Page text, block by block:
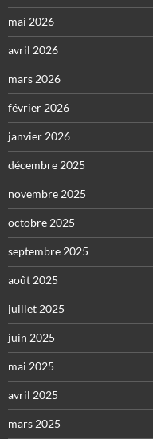
mai 2026
avril 2026
mars 2026
février 2026
janvier 2026
décembre 2025
novembre 2025
octobre 2025
septembre 2025
août 2025
juillet 2025
juin 2025
mai 2025
avril 2025
mars 2025